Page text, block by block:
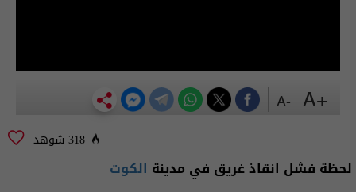
318 شوهد
‏لحظة فشل انقاذ غريق في مدينة الكوت
+A
-A